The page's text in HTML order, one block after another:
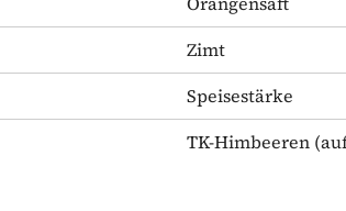
Zimt
Speisestärke
TK-Himbeeren